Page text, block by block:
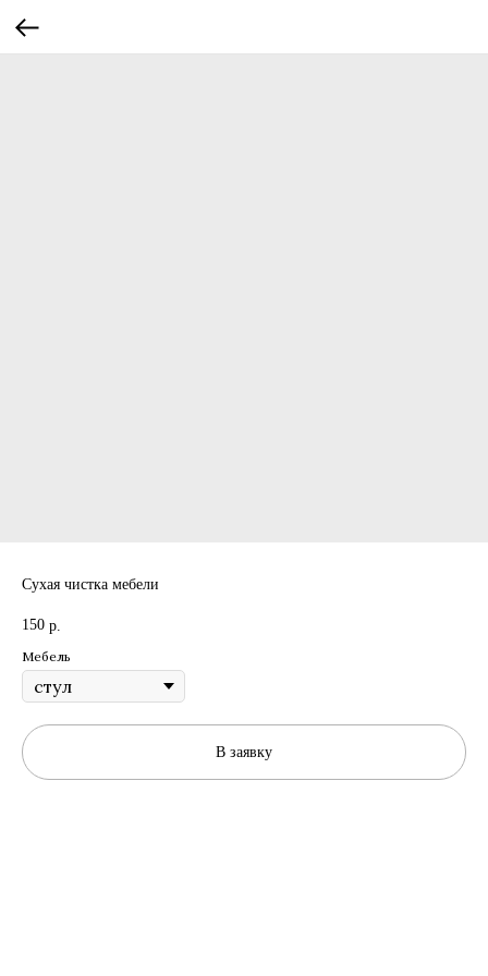
Сухая чистка мебели
150 р.
Мебель
В заявку